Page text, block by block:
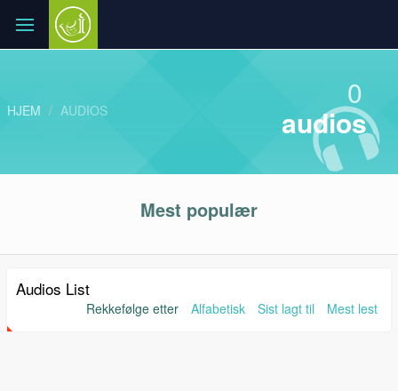
HJEM AUDIOS 0
audios
Mest populær
Audios List
Rekkefølge etter Alfabetisk Sist lagt til Mest lest